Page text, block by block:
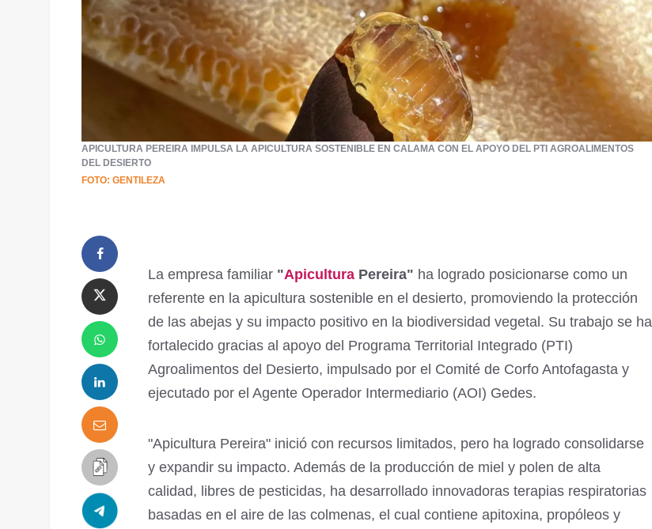
APICULTURA PEREIRA IMPULSA LA APICULTURA SOSTENIBLE EN CALAMA CON EL APOYO DEL PTI AGROALIMENTOS
DEL DESIERTO
FOTO: GENTILEZA
La empresa familiar "Apicultura Pereira" ha logrado posicionarse como un
referente en la apicultura sostenible en el desierto, promoviendo la protección
de las abejas y su impacto positivo en la biodiversidad vegetal. Su trabajo se ha
fortalecido gracias al apoyo del Programa Territorial Integrado (PTI)
Agroalimentos del Desierto, impulsado por el Comité de Corfo Antofagasta y
ejecutado por el Agente Operador Intermediario (AOI) Gedes.
"Apicultura Pereira" inició con recursos limitados, pero ha logrado consolidarse
y expandir su impacto. Además de la producción de miel y polen de alta
calidad, libres de pesticidas, ha desarrollado innovadoras terapias respiratorias
basadas en el aire de las colmenas, el cual contiene apitoxina, propóleos y